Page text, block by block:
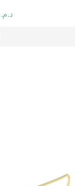
د.م.